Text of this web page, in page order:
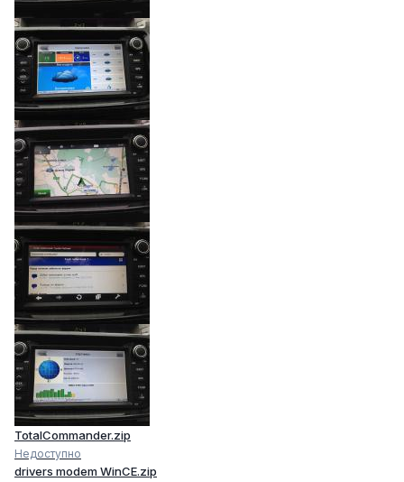
TotalCommander.zip
Недоступно
drivers modem WinCE.zip